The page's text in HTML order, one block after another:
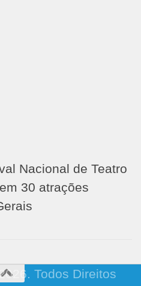
Nacional de Teatro
30 atrações
Todos Direitos